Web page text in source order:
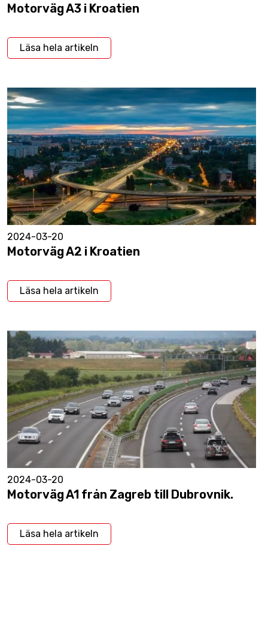
Motorväg A3 i Kroatien
Läsa hela artikeln
2024-03-20
Motorväg A2 i Kroatien
Läsa hela artikeln
2024-03-20
Motorväg A1 från Zagreb till Dubrovnik.
Läsa hela artikeln